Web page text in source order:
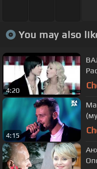
You may also
4:20
4:15